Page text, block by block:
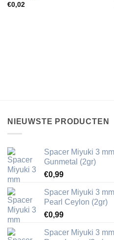
€0,02
NIEUWSTE PRODUCTEN
Spacer Miyuki 3
Gunmetal (2gr)
€0,99
Spacer Miyuki 3
Pearl Ceylon (2gr)
€0,99
Spacer Miyuki 3